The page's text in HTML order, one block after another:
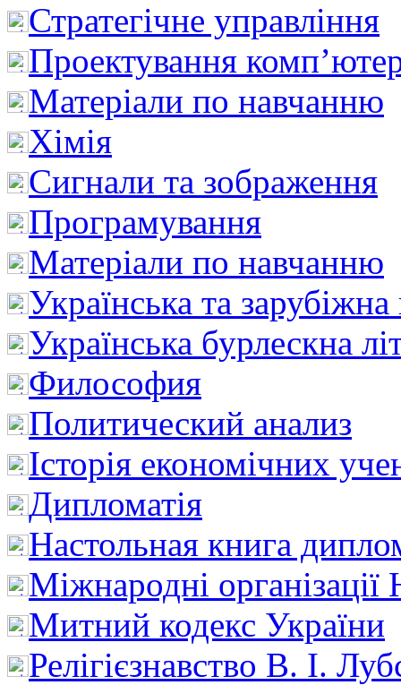
Стратегічне управління
Проектування
Матеріали по навчанню
Хімія
Сигнали та зображення
Програмування
Матеріали по навчанню
Українська та зарубіжна
Українська бурлескна
Философия
Политический анализ
Історія економічних
Дипломатія
Настольная книга
Міжнародні
Митний кодекс України
Релігієзнавство В. І.